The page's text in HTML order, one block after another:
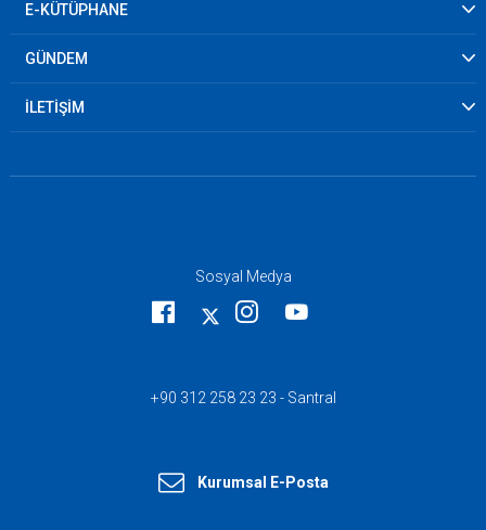
E-KÜTÜPHANE
GÜNDEM
İLETİŞİM
Sosyal Medya
+90 312 258 23 23 - Santral
Kurumsal E-Posta